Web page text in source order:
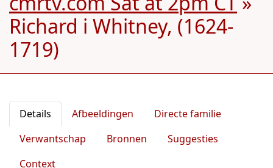
Richard i Whitney, (1624-
1719)
Details Afbeeldingen
Directe familie
Verwantschap
Bronnen
Suggesties
Context